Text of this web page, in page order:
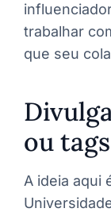
trabalhar
que seu
ou tags
A ideia aqui